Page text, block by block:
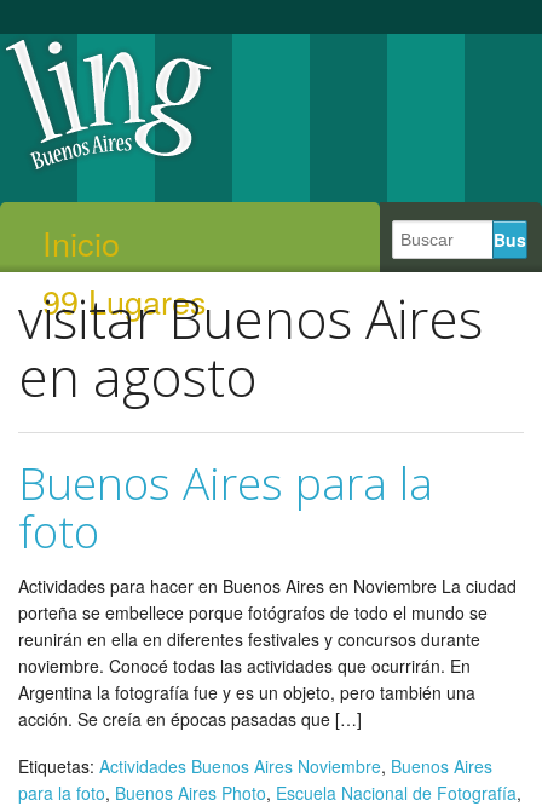
Inicio
99 Lugares
visitar Buenos Aires
en agosto
Buenos Aires para la
foto
Actividades para hacer en Buenos Aires en Noviembre La ciudad
porteña se embellece porque fotógrafos de todo el mundo se
reunirán en ella en diferentes festivales y concursos durante
noviembre. Conocé todas las actividades que ocurrirán. En
Argentina la fotografía fue y es un objeto, pero también una
acción. Se creía en épocas pasadas que […]
Etiquetas: Actividades Buenos Aires Noviembre, Buenos Aires
para la foto, Buenos Aires Photo, Escuela Nacional de Fotografía,